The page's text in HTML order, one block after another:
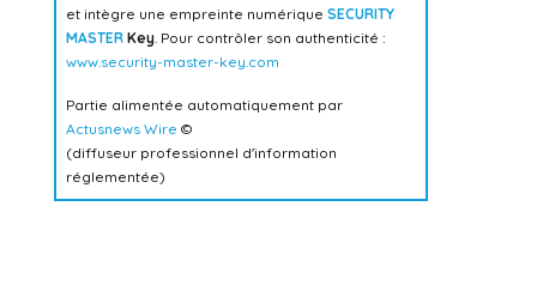
et intègre une empreinte numérique SECURITY
MASTERKey. Pour contrôler son authenticité :
www.security-master-key.com
Partie alimentée automatiquement par
Actusnews Wire ©
(diffuseur professionnel d'information
réglementée)